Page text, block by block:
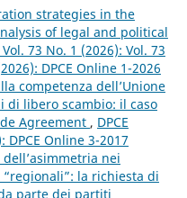
strategies in the
of legal and political
73 No. 1 (2026): Vol. 73
DPCE Online 1-2026
competenza dell’Unione
di libero scambio: il caso
Agreement , DPCE
DPCE Online 3-2017
nei
la richiesta di
parte dei partiti